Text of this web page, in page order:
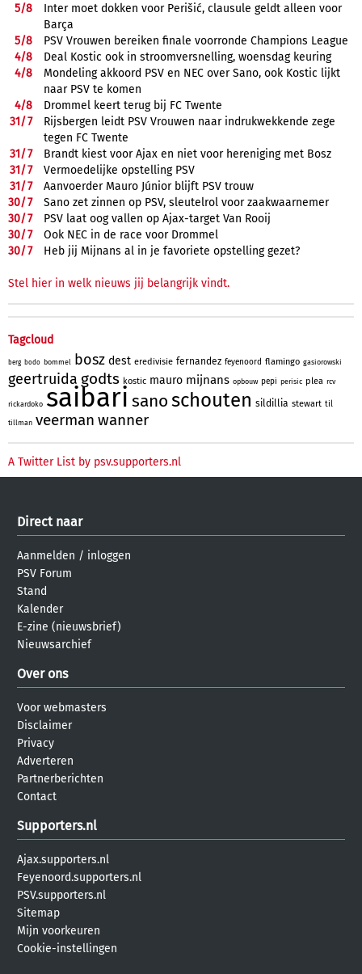
5/8
Inter moet dokken voor Perišić, clausule geldt alleen voor
Barça
5/8
PSV Vrouwen bereiken finale voorronde Champions League
4/8
Deal Kostic ook in stroomversnelling, woensdag keuring
4/8
Mondeling akkoord PSV en NEC over Sano, ook Kostic lijkt
naar PSV te komen
4/8
Drommel keert terug bij FC Twente
31/7
Rijsbergen leidt PSV Vrouwen naar indrukwekkende zege
tegen FC Twente
31/7
Brandt kiest voor Ajax en niet voor hereniging met Bosz
31/7
Vermoedelijke opstelling PSV
31/7
Aanvoerder Mauro Júnior blijft PSV trouw
30/7
Sano zet zinnen op PSV, sleutelrol voor zaakwaarnemer
30/7
PSV laat oog vallen op Ajax-target Van Rooij
30/7
Ook NEC in de race voor Drommel
30/7 Heb jij Mijnans al in je favoriete opstelling gezet?
Stel hier in welk nieuws jij belangrijk vindt.
Tagcloud
berg bodo bommel bosz dest eredivisie fernandez feyenoord flamingo gasiorowski
geertruida godts kostic mauro mijnans opbouw pepi perisic plea rcv
rickardoko saibari sanoschouten sildillia stewart til
tillman veerman wanner
A Twitter List by psv.supporters.nl
Direct naar
Aanmelden / inloggen
PSV Forum
Stand
Kalender
E-zine (nieuwsbrief)
Nieuwsarchief
Over ons
Voor webmasters
Disclaimer
Privacy
Adverteren
Partnerberichten
Contact
Supporters.nl
Ajax.supporters.nl
Feyenoord.supporters.nl
PSV.supporters.nl
Sitemap
Mijn voorkeuren
Cookie-instellingen